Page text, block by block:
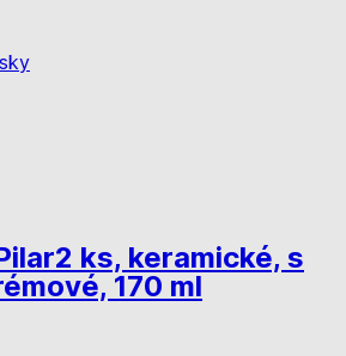
2 ks, keramické, s
170 ml